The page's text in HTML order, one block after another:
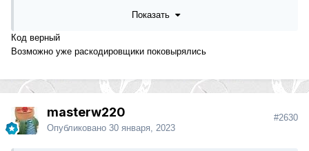
Показать
Код верный
Возможно уже раскодировщики поковырялись
masterw220
Опубликовано 30 января, 2023
#2630